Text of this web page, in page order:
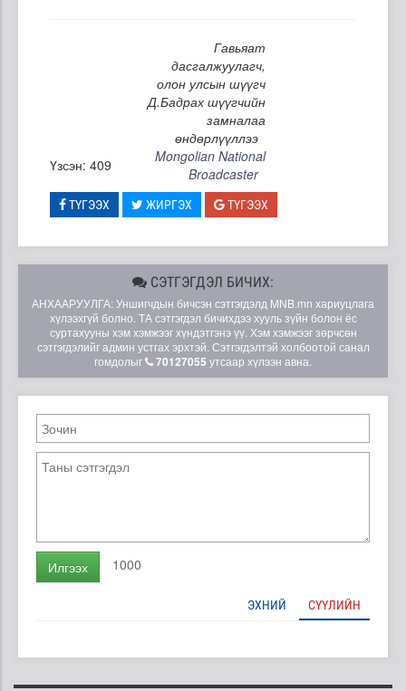
Гавьяат
дасгалжуулагч,
олон улсын шүүгч
Д.Бадрах шүүгчийн
замналаа
өндөрлүүллээ
Үзсэн: 409
Mongolian National
Broadcaster
ТҮГЭЭХ ЖИРГЭХ ТҮГЭЭХ
СЭТГЭГДЭЛ БИЧИХ:
АНХААРУУЛГА: Уншигчдын бичсэн сэтгэгдэлд MNB.mn хариуцлага
хүлээхгүй болно. ТА сэтгэгдэл бичихдээ хууль зүйн болон ёс
суртахууны хэм хэмжээг хүндэтгэнэ үү. Хэм хэмжээг зөрчсөн
сэтгэгдэлийг админ устгах эрхтэй. Сэтгэгдэлтэй холбоотой санал
гомдолыг
70127055 утсаар хүлээн авна.
Илгээх 1000
ЭХНИЙ СҮҮЛИЙН